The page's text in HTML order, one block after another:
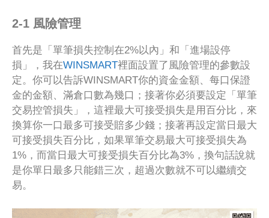
2-1 風險管理
首先是「單筆損失控制在2%以內」和「進場設停
損」，我在WINSMART裡面設置了風險管理的參數設
定。你可以告訴WINSMART你的資金金額、每口保證
金的金額、滿倉口數為幾口；接著你必須要設定「單筆
交易控管損失」，這裡最大可接受損失是用百分比，來
換算你一口最多可接受賠多少錢；接著再設定當日最大
可接受損失百分比，如果單筆交易最大可接受損失為
1%，而當日最大可接受損失百分比為3%，換句話說就
是你單日最多只能錯三次，超過次數就不可以繼續交
易。